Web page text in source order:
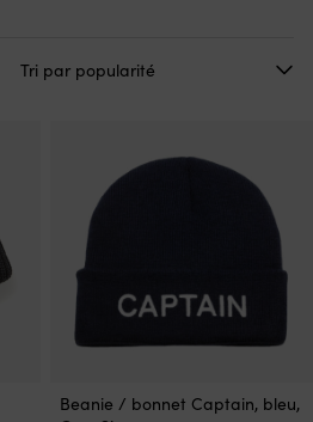
Beanie / bonnet Captain, bleu,